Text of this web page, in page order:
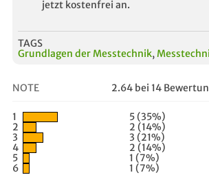
jetzt kostenfrei an.
TAGS
Grundlagen der Messtechnik,
NOTE 2.64 bei 14
1
5 (35%)
2
2 (14%)
3
3 (21%)
4
2 (14%)
5
1 (7%)
6
1 (7%)